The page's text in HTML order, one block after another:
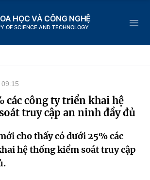
HỌC VÀ CÔNG NGHỆ
OF SCIENCE AND TECHNOLOGY
vụ
các công ty triển khai hệ
truy cập an ninh đầy đủ
cho thấy có dưới 25% các
hệ thống kiểm soát truy cập